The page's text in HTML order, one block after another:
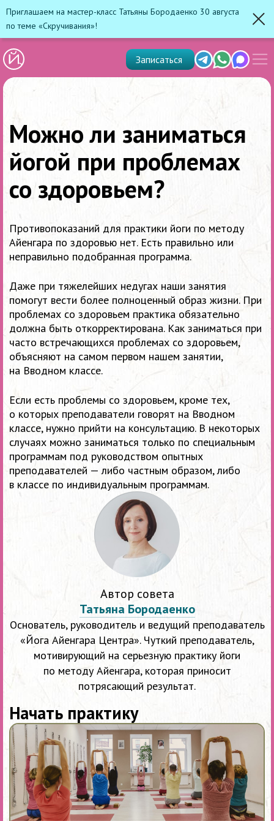
Приглашаем на мастер-класс Татьяны Бородаенко 30 августа
по теме «Скручивания»!
TelegramWhats'app
Max
Записаться
меню
Можно ли заниматься
йогой при проблемах
со здоровьем?
Противопоказаний для практики йоги по методу
Айенгара по здоровью нет. Есть правильно или
неправильно подобранная программа.
Даже при тяжелейших недугах наши занятия
помогут вести более полноценный образ жизни. При
проблемах со здоровьем практика обязательно
должна быть откорректирована. Как заниматься при
часто встречающихся проблемах со здоровьем,
объясняют на самом первом нашем занятии,
на Вводном классе.
Если есть проблемы со здоровьем, кроме тех,
о которых преподаватели говорят на Вводном
классе, нужно прийти на консультацию. В некоторых
случаях можно заниматься только по специальным
программам под руководством опытных
преподавателей — либо частным образом, либо
в классе по индивидуальным программам.
Автор совета
Татьяна Бородаенко
Основатель, руководитель и ведущий преподаватель
«Йога Айенгара Центра». Чуткий преподаватель,
мотивирующий на серьезную практику йоги
по методу Айенгара, которая приносит
потрясающий результат.
Начать практику